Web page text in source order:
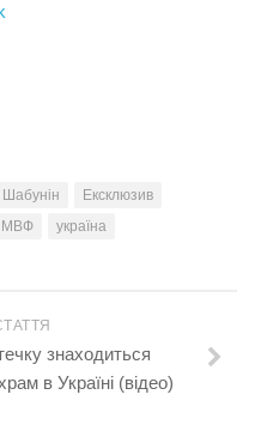
Шабунін
Ексклюзив
МВФ україна
знаходиться
в Україні (відео)